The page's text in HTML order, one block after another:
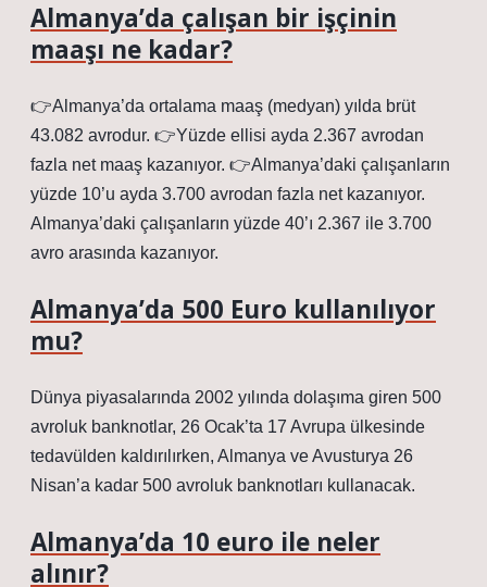
Almanya’da çalışan bir işçinin
maaşı ne kadar?
👉Almanya’da ortalama maaş (medyan) yılda brüt
43.082 avrodur. 👉Yüzde ellisi ayda 2.367 avrodan
fazla net maaş kazanıyor. 👉Almanya’daki çalışanların
yüzde 10’u ayda 3.700 avrodan fazla net kazanıyor.
Almanya’daki çalışanların yüzde 40’ı 2.367 ile 3.700
avro arasında kazanıyor.
Almanya’da 500 Euro kullanılıyor
mu?
Dünya piyasalarında 2002 yılında dolaşıma giren 500
avroluk banknotlar, 26 Ocak’ta 17 Avrupa ülkesinde
tedavülden kaldırılırken, Almanya ve Avusturya 26
Nisan’a kadar 500 avroluk banknotları kullanacak.
Almanya’da 10 euro ile neler
alınır?